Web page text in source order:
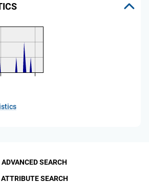
ADVANCED SEARCH
ATTRIBUTE SEARCH